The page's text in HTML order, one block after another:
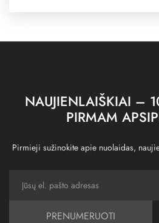
NAUJIENLAIŠKIAI –
PIRMAM
Pirmieji sužinokite apie nuolaidas,
PRENUMERUOTI